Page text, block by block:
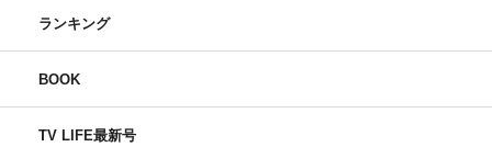
ランキング
BOOK
TV LIFE最新号